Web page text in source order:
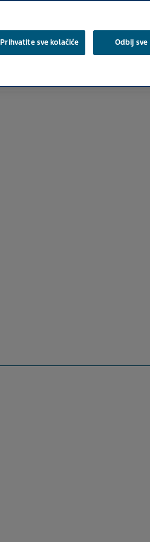
Prihvatite sve kolačiće Odbij sve